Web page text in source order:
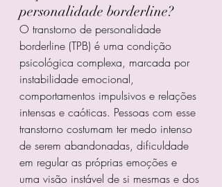
personalidade borderline?
O transtorno de personalidade
borderline (TPB) é uma condição
psicológica complexa, marcada por
instabilidade emocional,
comportamentos impulsivos e relações
intensas e caóticas. Pessoas com esse
transtorno costumam ter medo intenso
de serem abandonadas, dificuldade
em regular as próprias emoções e
uma visão instável de si mesmas e dos